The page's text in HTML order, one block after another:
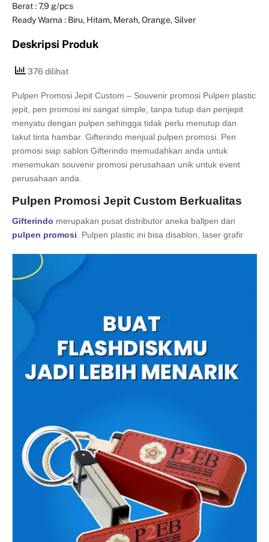
Berat : 7,9 g/pcs
Ready Warna : Biru, Hitam, Merah, Orange, Silver
Deskripsi Produk
376 dilihat
Pulpen Promosi Jepit Custom – Souvenir promosi Pulpen plastic
jepit, pen promosi ini sangat simple, tanpa tutup dan penjepit
menyatu dengan pulpen sehingga tidak perlu menutup dan
takut tinta hambar. Gifterindo menjual pulpen promosi. Pen
promosi siap sablon Gifterindo memudahkan anda untuk
menemukan souvenir promosi perusahaan unik untuk event
perusahaan anda.
Pulpen Promosi Jepit Custom Berkualitas
Gifterindo merupakan pusat distributor aneka ballpen dan
pulpen promosi . Pulpen plastic ini bisa disablon, laser grafir
cocok untuk membantu dalam membuat sebuah laporan di
perusahaan anda. pulpen ini bisa bisa kita dapatkan di
gifterindo dengan motif pulpen custom.
Dapatkan juga harga souvenir perusahaan promo lainnya
dengan harga yang terjangkau seperti pen souvenir, flashdisk,
powerbank dan lain sebagainya
disini